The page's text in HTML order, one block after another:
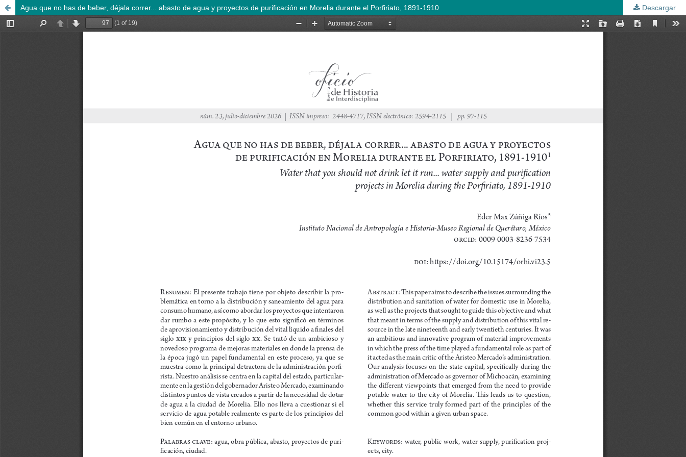
Agua que no has de beber, déjala correr... abasto de agua y proyectos de purificación en Morelia durante el Porfiriato, 1891-1910 Descargar